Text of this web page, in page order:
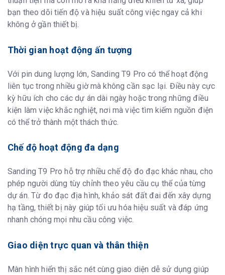
bạn theo dõi tiến độ và hiệu suất công việc ngay cả khi
không ở gần thiết bị.
Thời gian hoạt động ấn tượng
Với pin dung lượng lớn, Sanding T9 Pro có thể hoạt động
liên tục trong nhiều giờ mà không cần sạc lại. Điều này cực
kỳ hữu ích cho các dự án dài ngày hoặc trong những điều
kiện làm việc khắc nghiệt, nơi mà việc tìm kiếm nguồn điện
có thể trở thành một thách thức.
Chế độ hoạt động đa dạng
Sanding T9 Pro hỗ trợ nhiều chế độ đo đạc khác nhau, cho
phép người dùng tùy chỉnh theo yêu cầu cụ thể của từng
dự án. Từ đo đạc địa hình, khảo sát đất đai đến xây dựng
hạ tầng, thiết bị này giúp tối ưu hóa hiệu suất và đáp ứng
nhanh chóng mọi nhu cầu công việc.
Giao diện trực quan và thân thiện
Màn hình hiển thị sắc nét cùng giao diện dễ sử dụng giúp